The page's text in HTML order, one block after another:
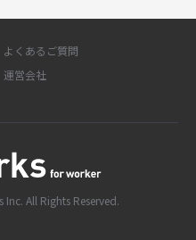
よくあるご質問
運営会社
All Rights Reserved.